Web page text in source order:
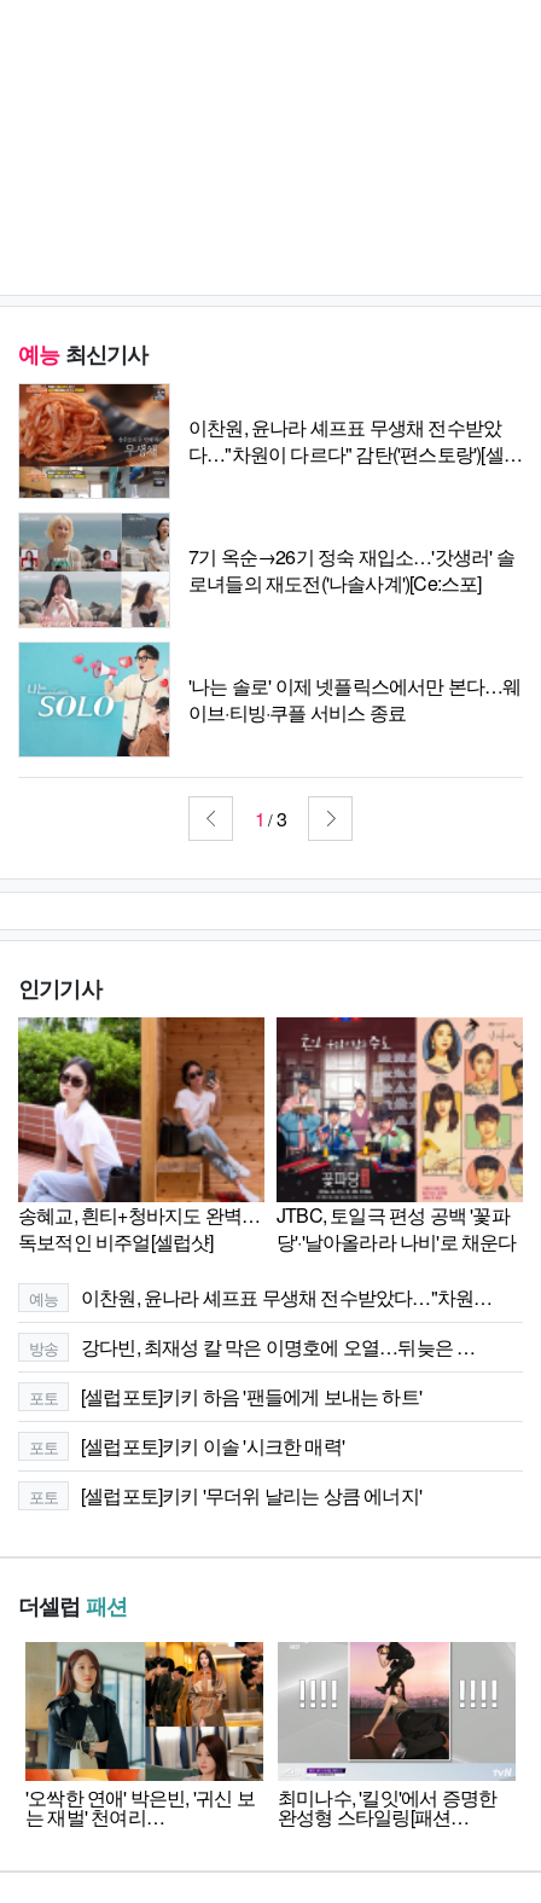
예능최신기사
이찬원, 윤나라 셰프표 무생채 전수받았
다…"차원이 다르다" 감탄('편스토랑')[셀럽
7기 옥순→26기 정숙 재입소…'갓생러' 솔
로녀들의 재도전('나솔사계')[Ce:스포]
'나는 솔로' 이제 넷플릭스에서만 본다…웨
이브·티빙·쿠플 서비스 종료
1 /3
인기기사
송혜교, 흰티+청바지도 완벽…
독보적인 비주얼[셀럽샷]
JTBC, 토일극 편성 공백 '꽃파
당'·'날아올라라 나비'로 채운다
예능 이찬원, 윤나라 셰프표 무생채 전수받았다…"차원…
방송 강다빈, 최재성 칼 막은 이명호에 오열…뒤늦은 …
포토 [셀럽포토]키키 하음 '팬들에게 보내는 하트'
포토 [셀럽포토]키키 이솔 '시크한 매력'
포토 [셀럽포토]키키 '무더위 날리는 상큼 에너지'
더셀럽 패션
'오싹한 연애' 박은빈, '귀신 보
는 재벌' 천여리…
최미나수, '킬잇'에서 증명한
완성형 스타일링[패션…